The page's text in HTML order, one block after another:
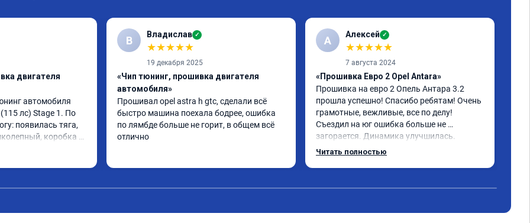
двигателя
автомобиля
лс) Stage 1. По
появилась тяга,
коробка
На трассе
слон )))
В Владислав ✓
★★★★★
19 декабря 2025
«Чип тюнинг, прошивка двигателя
автомобиля»
Прошивал opel astra h gtc, сделали всё
быстро машина поехала бодрее, ошибка
по лямбде больше не горит, в общем всё
отлично
А Алексей ✓
★★★★★
7 августа 2024
«Прошивка Евро 2 Opel Antara»
Прошивка на евро 2 Опель Антара 3.2
прошла успешно! Спасибо ребятам! Очень
грамотные, вежливые, все по делу!
Съездил на юг ошибка больше не
загорается. Динамика улучшилась.
Советую данный сервис. Ещё раз
Читать полностью